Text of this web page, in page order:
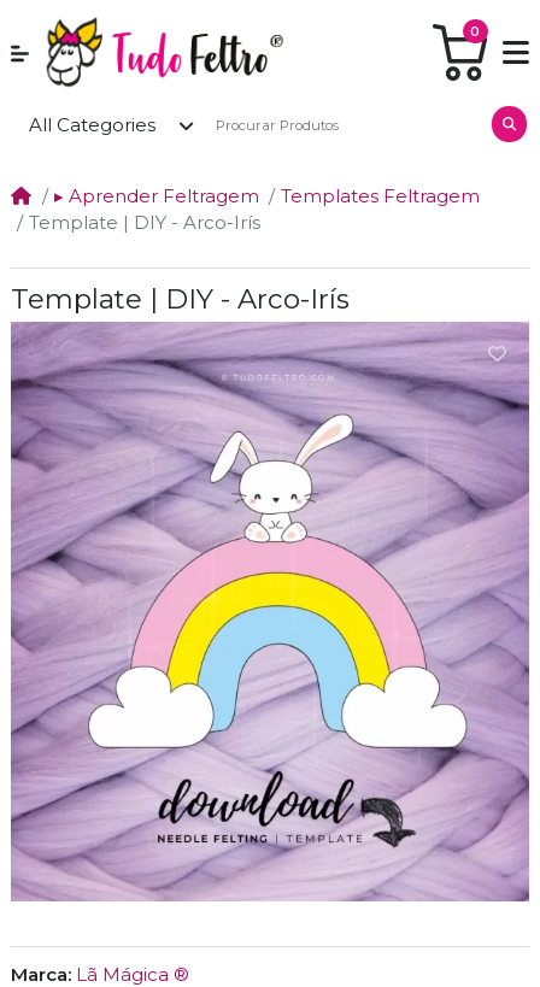
0
All Categories
▸ Aprender Feltragem
Templates Feltragem
Template | DIY - Arco-Irís
Template | DIY - Arco-Irís
Marca: Lã Mágica ®